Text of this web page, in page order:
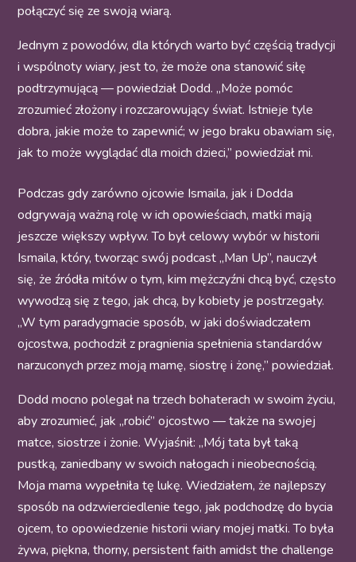
połączyć się ze swoją wiarą.
Jednym z powodów, dla których warto być częścią tradycji
i wspólnoty wiary, jest to, że może ona stanowić siłę
podtrzymującą — powiedział Dodd. „Może pomóc
zrozumieć złożony i rozczarowujący świat. Istnieje tyle
dobra, jakie może to zapewnić; w jego braku obawiam się,
jak to może wyglądać dla moich dzieci,” powiedział mi.
Podczas gdy zarówno ojcowie Ismaila, jak i Dodda
odgrywają ważną rolę w ich opowieściach, matki mają
jeszcze większy wpływ. To był celowy wybór w historii
Ismaila, który, tworząc swój podcast „Man Up”, nauczył
się, że źródła mitów o tym, kim mężczyźni chcą być, często
wywodzą się z tego, jak chcą, by kobiety je postrzegały.
„W tym paradygmacie sposób, w jaki doświadczałem
ojcostwa, pochodził z pragnienia spełnienia standardów
narzuconych przez moją mamę, siostrę i żonę,” powiedział.
Dodd mocno polegał na trzech bohaterach w swoim życiu,
aby zrozumieć, jak „robić” ojcostwo — także na swojej
matce, siostrze i żonie. Wyjaśnił: „Mój tata był taką
pustką, zaniedbany w swoich nałogach i nieobecnością.
Moja mama wypełniła tę lukę. Wiedziałem, że najlepszy
sposób na odzwierciedlenie tego, jak podchodzę do bycia
ojcem, to opowiedzenie historii wiary mojej matki. To była
żywa, piękna, thorny, persistent faith amidst the challenge